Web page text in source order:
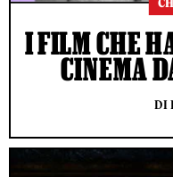
I FILM CHE
CINEMA
DI